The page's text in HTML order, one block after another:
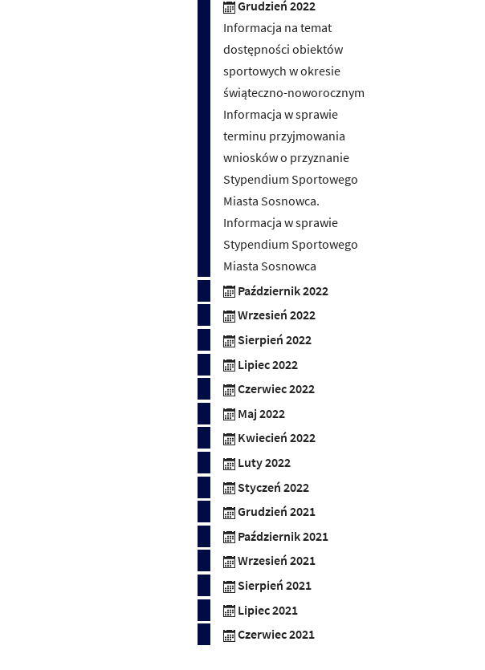
Grudzień 2022
Informacja na temat
dostępności obiektów
sportowych w okresie
świąteczno-noworocznym
Informacja w sprawie
terminu przyjmowania
wniosków o przyznanie
Stypendium Sportowego
Miasta Sosnowca.
Informacja w sprawie
Stypendium Sportowego
Miasta Sosnowca
Październik 2022
Wrzesień 2022
Sierpień 2022
Lipiec 2022
Czerwiec 2022
Maj 2022
Kwiecień 2022
Luty 2022
Styczeń 2022
Grudzień 2021
Październik 2021
Wrzesień 2021
Sierpień 2021
Lipiec 2021
Czerwiec 2021